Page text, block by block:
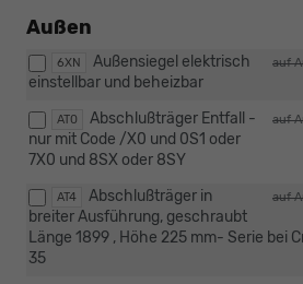
Außen
6XN auf
Außensiegel elektrisch
einstellbar und beheizbar
AT0 auf
Abschlußträger Entfall -
nur mit Code /X0 und 0S1 oder
7X0 und 8SX oder 8SY
AT4 auf
Abschlußträger in
breiter Ausführung, geschraubt
Länge 1899 , Höhe 225 mm- Serie bei
35